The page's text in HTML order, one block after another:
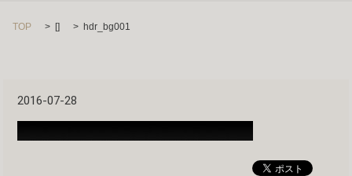
TOP [] hdr_bg001
2016-07-28